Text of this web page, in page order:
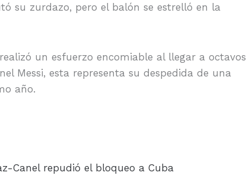
su zurdazo, pero el balón se estrelló en la
un esfuerzo encomiable al llegar a octavos
Messi, esta representa su despedida de una
año.
Canel repudió el bloqueo a Cuba